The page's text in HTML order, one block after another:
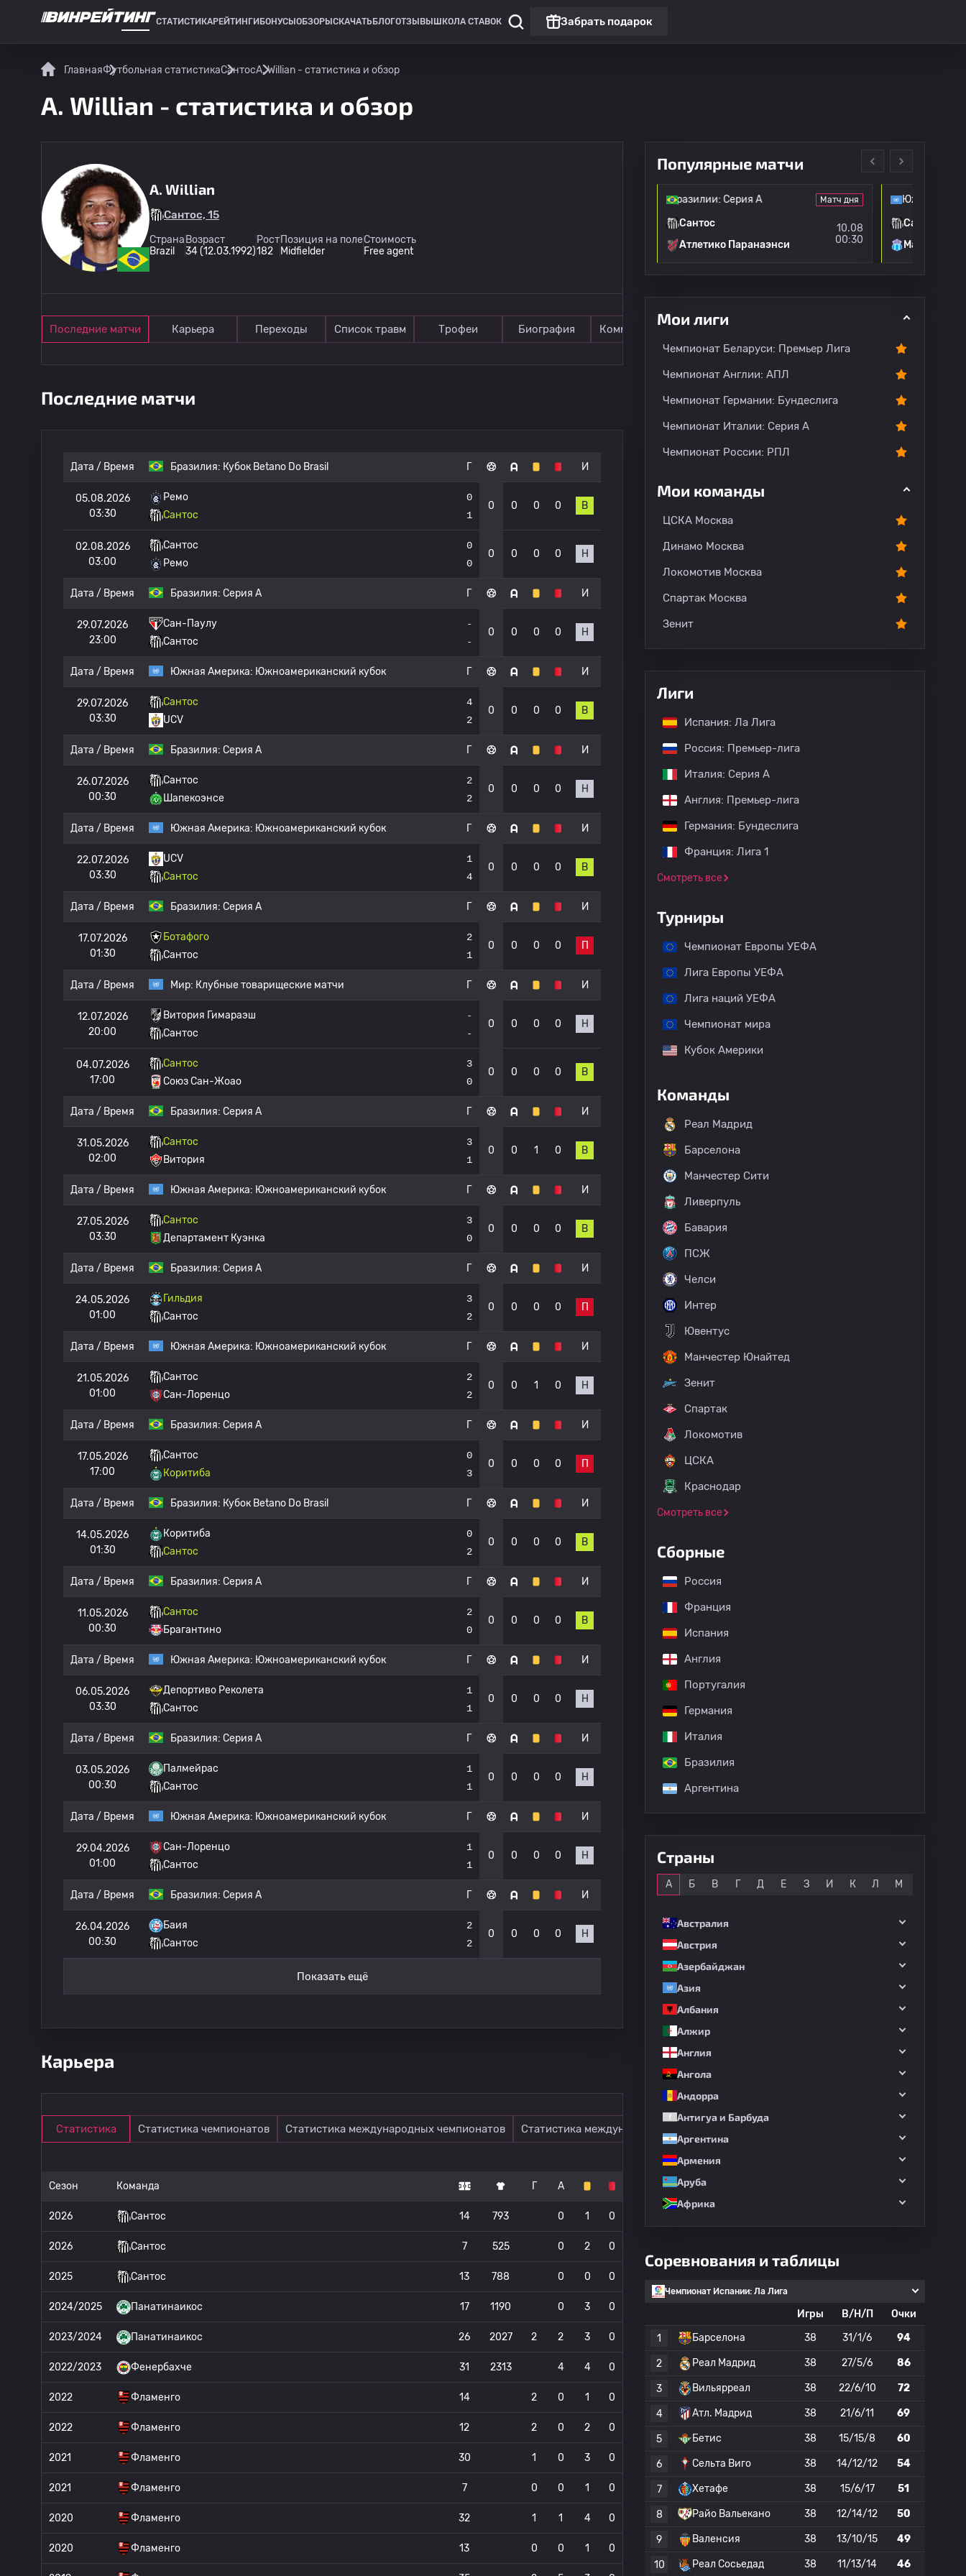
СТАТИСТИКАРЕЙТИНГИ БОНУСЫ ОБЗОРЫ СКАЧАТЬ БЛОГОТЗЫВЫ ШКОЛА СТАВОК Забрать подарок
ГлавнаяФутбольная статистикаСантосA. Willian - статистика и обзор
A. Willian - статистика и обзор
A. Willian
Сантос, 15
Страна
Brazil
Возраст
34 (12.03.1992)
Рост
182
Позиция на поле
Midfielder
Стоимость
Free agent
Последние матчи Карьера Переходы Список травм Трофеи Биография Комментарии
Последние матчи
Дата / Время Бразилия: Кубок Betano Do Brasil Г И
05.08.2026
03:30
Ремо
Сантос
0
1
0 0 0 0 В
02.08.2026
03:00
Сантос
Ремо
0
0
0 0 0 0 Н
Дата / Время Бразилия: Серия А Г И
29.07.2026
23:00
Сан-Паулу
Сантос
-
-
0 0 0 0 Н
Дата / Время Южная Америка: Южноамериканский кубок Г И
29.07.2026
03:30
Сантос
UCV
4
2
0 0 0 0 В
Дата / Время Бразилия: Серия А Г И
26.07.2026
00:30
Сантос
Шапекоэнсе
2
2
0 0 0 0 Н
Дата / Время Южная Америка: Южноамериканский кубок Г И
22.07.2026
03:30
UCV
Сантос
1
4
0 0 0 0 В
Дата / Время Бразилия: Серия А Г И
17.07.2026
01:30
Ботафого
Сантос
2
1
0 0 0 0 П
Дата / Время Мир: Клубные товарищеские матчи Г И
12.07.2026
20:00
Витория Гимараэш
Сантос
-
-
0 0 0 0 Н
04.07.2026
17:00
Сантос
Союз Сан-Жоао
3
0
0 0 0 0 В
Дата / Время Бразилия: Серия А Г И
31.05.2026
02:00
Сантос
Витория
3
1
0 0 1 0 В
Дата / Время Южная Америка: Южноамериканский кубок Г И
27.05.2026
03:30
Сантос
Департамент Куэнка
3
0
0 0 0 0 В
Дата / Время Бразилия: Серия А Г И
24.05.2026
01:00
Гильдия
Сантос
3
2
0 0 0 0 П
Дата / Время Южная Америка: Южноамериканский кубок Г И
21.05.2026
01:00
Сантос
Сан-Лоренцо
2
2
0 0 1 0 Н
Дата / Время Бразилия: Серия А Г И
17.05.2026
17:00
Сантос
Коритиба
0
3
0 0 0 0 П
Дата / Время Бразилия: Кубок Betano Do Brasil Г И
14.05.2026
01:30
Коритиба
Сантос
0
2
0 0 0 0 В
Дата / Время Бразилия: Серия А Г И
11.05.2026
00:30
Сантос
Брагантино
2
0
0 0 0 0 В
Дата / Время Южная Америка: Южноамериканский кубок Г И
06.05.2026
03:30
Депортиво Реколета
Сантос
1
1
0 0 0 0 Н
Дата / Время Бразилия: Серия А Г И
03.05.2026
00:30
Палмейрас
Сантос
1
1
0 0 0 0 Н
Дата / Время Южная Америка: Южноамериканский кубок Г И
29.04.2026
01:00
Сан-Лоренцо
Сантос
1
1
0 0 0 0 Н
Дата / Время Бразилия: Серия А Г И
26.04.2026
00:30
Баия
Сантос
2
2
0 0 0 0 Н
Показать ещё
Карьера
Статистика Статистика чемпионатов Статистика международных чемпионатов Статистика международных матчей
Сезон Команда Г А
2026 Сантос 14 793 0 1 0
2026 Сантос 7 525 0 2 0
2025 Сантос 13 788 0 0 0
2024/2025 Панатинаикос 17 1190 0 3 0
2023/2024 Панатинаикос 26 2027 2 2 3 0
2022/2023 Фенербахче 31 2313 4 4 0
2022 Фламенго 14 2 0 1 0
2022 Фламенго 12 2 0 2 0
2021 Фламенго 30 1 0 3 0
2021 Фламенго 7 0 0 1 0
2020 Фламенго 32 1 1 4 0
2020 Фламенго 13 0 0 1 0
Популярные матчи
Чемпионат Бразилии: Серия А Матч дня
Сантос
Атлетико Паранаэнси
10.08
00:30
Сантос
Макара
Мои лиги
Чемпионат Беларуси: Премьер Лига
Чемпионат Англии: АПЛ
Чемпионат Германии: Бундеслига
Чемпионат Италии: Серия А
Чемпионат России: РПЛ
Мои команды
ЦСКА Москва
Динамо Москва
Локомотив Москва
Спартак Москва
Зенит
Лиги
Испания: Ла Лига
Россия: Премьер-лига
Италия: Серия А
Англия: Премьер-лига
Германия: Бундеслига
Франция: Лига 1
Смотреть все
Турниры
Чемпионат Европы УЕФА
Лига Европы УЕФА
Лига наций УЕФА
Чемпионат мира
Кубок Америки
Команды
Реал Мадрид
Барселона
Манчестер Сити
Ливерпуль
Бавария
ПСЖ
Челси
Интер
Ювентус
Манчестер Юнайтед
Зенит
Спартак
Локомотив
ЦСКА
Краснодар
Смотреть все
Сборные
Россия
Франция
Испания
Англия
Португалия
Германия
Италия
Бразилия
Аргентина
Страны
А Б В Г Д Е З И К Л М
Австралия
Австрия
Азербайджан
Азия
Албания
Алжир
Англия
Ангола
Андорра
Антигуа и Барбуда
Аргентина
Армения
Аруба
Африка
Соревнования и таблицы
Чемпионат Испании: Ла Лига
Игры В/Н/П
Очки
1
Барселона 38 31/1/6 94
2 Реал Мадрид 38 27/5/6 86
3 Вильярреал 38 22/6/10 72
4 Атл. Мадрид 38 21/6/11 69
5 Бетис 38 15/15/8 60
6 Сельта Виго 38 14/12/12 54
7 Хетафе 38 15/6/17 51
8 Райо Вальекано 38 12/14/12 50
9 Валенсия 38 13/10/15 49
10 Реал Сосьедад 38 11/13/14 46